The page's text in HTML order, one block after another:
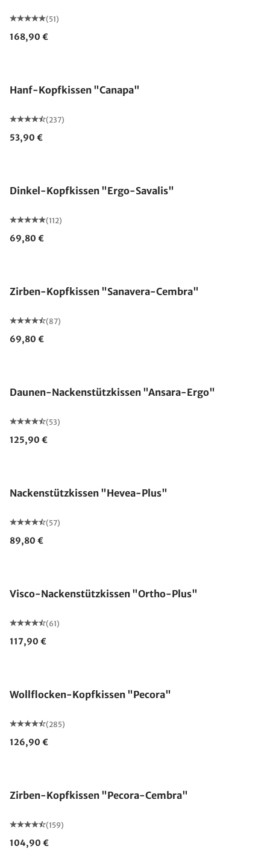
(51)
168,90 €
Hanf-Kopfkissen "Canapa"
(237)
53,90 €
Dinkel-Kopfkissen "Ergo-Savalis"
(112)
69,80 €
Zirben-Kopfkissen "Sanavera-Cembra"
(87)
69,80 €
Daunen-Nackenstützkissen "Ansara-Ergo"
(53)
125,90 €
Nackenstützkissen "Hevea-Plus"
(57)
89,80 €
Visco-Nackenstützkissen "Ortho-Plus"
(61)
117,90 €
Wollflocken-Kopfkissen "Pecora"
(285)
126,90 €
Zirben-Kopfkissen "Pecora-Cembra"
(159)
104,90 €